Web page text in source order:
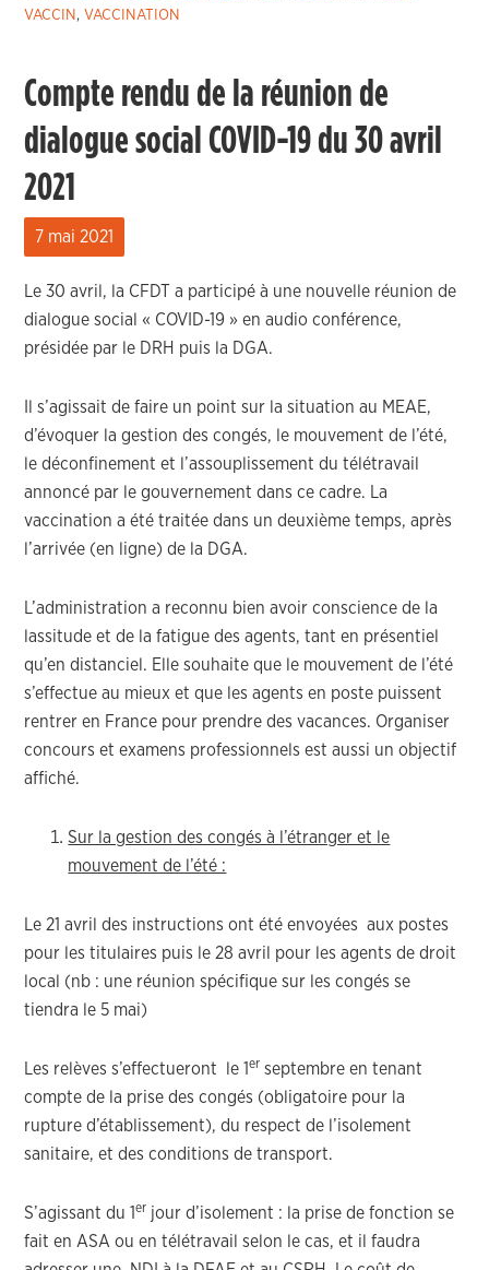
VACCIN , VACCINATION
Compte rendu de la réunion de
dialogue social COVID-19 du 30 avril
2021
7 mai 2021
Le 30 avril, la CFDT a participé à une nouvelle réunion de
dialogue social « COVID-19 » en audio conférence,
présidée par le DRH puis la DGA.
Il s’agissait de faire un point sur la situation au MEAE,
d’évoquer la gestion des congés, le mouvement de l’été,
le déconfinement et l’assouplissement du télétravail
annoncé par le gouvernement dans ce cadre. La
vaccination a été traitée dans un deuxième temps, après
l’arrivée (en ligne) de la DGA.
L’administration a reconnu bien avoir conscience de la
lassitude et de la fatigue des agents, tant en présentiel
qu’en distanciel. Elle souhaite que le mouvement de l’été
s’effectue au mieux et que les agents en poste puissent
rentrer en France pour prendre des vacances. Organiser
concours et examens professionnels est aussi un objectif
affiché.
Sur la gestion des congés à l’étranger et le
mouvement de l’été :
Le 21 avril des instructions ont été envoyées aux postes
pour les titulaires puis le 28 avril pour les agents de droit
local (nb : une réunion spécifique sur les congés se
tiendra le 5 mai)
Les relèves s’effectueront le 1er septembre en tenant
compte de la prise des congés (obligatoire pour la
rupture d’établissement), du respect de l’isolement
sanitaire, et des conditions de transport.
S’agissant du 1er jour d’isolement : la prise de fonction se
fait en ASA ou en télétravail selon le cas, et il faudra